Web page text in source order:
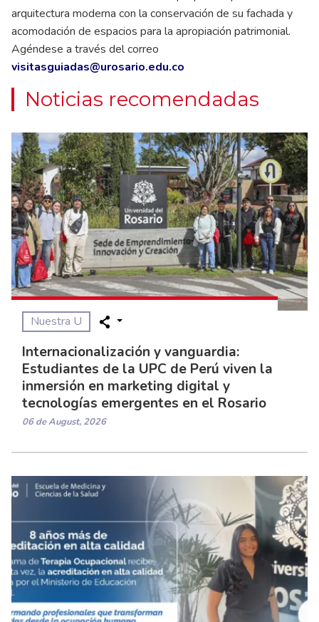
arquitectura moderna con la conservación de su fachada y
acomodación de espacios para la apropiación patrimonial.
Agéndese a través del correo
visitasguiadas@urosario.edu.co
Noticias recomendadas
Nuestra U
Internacionalización y vanguardia:
Estudiantes de la UPC de Perú viven la
inmersión en marketing digital y
tecnologías emergentes en el Rosario
06 de August, 2026